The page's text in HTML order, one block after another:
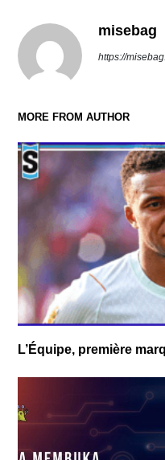
misebag
https://
MORE FROM AUTHOR
L’Équipe, première